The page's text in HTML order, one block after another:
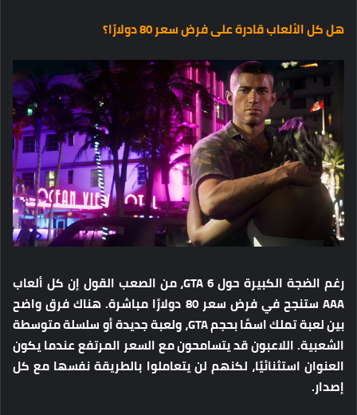
هل كل الألعاب قادرة على فرض سعر 80 دولارًا؟
رغم الضجة الكبيرة حول GTA 6، من الصعب القول إن كل ألعاب
AAA ستنجح في فرض سعر 80 دولارًا مباشرة. هناك فرق واضح
بين لعبة تملك اسمًا بحجم GTA، ولعبة جديدة أو سلسلة متوسطة
الشعبية. اللاعبون قد يتسامحون مع السعر المرتفع عندما يكون
العنوان استثنائيًا، لكنهم لن يتعاملوا بالطريقة نفسها مع كل
إصدار.